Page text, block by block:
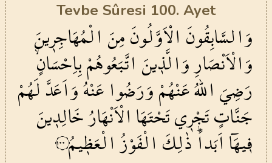
Tevbe Sûresi 100. Ayet
وَالسَّابِقُونَ الْاَوَّلُونَمِنَ الْمُهَاجِر۪ينَ
وَالْاَنْصَارِوَالَّذ۪ينَ اتَّبَعُوهُمْبِاِحْسَانٍۙ
رَضِيَاللّٰهُعَنْهُمْوَرَضُواعَنْهُوَاَعَدَّلَهُمْ
جَنَّاتٍتَجْر۪يتَحْتَهَاالْاَنْهَارُخَالِد۪ينَ
ف۪يهَٓااَبَداًۜذٰلِكَ الْفَوْزُالْعَظ۪يمُ١٠٠